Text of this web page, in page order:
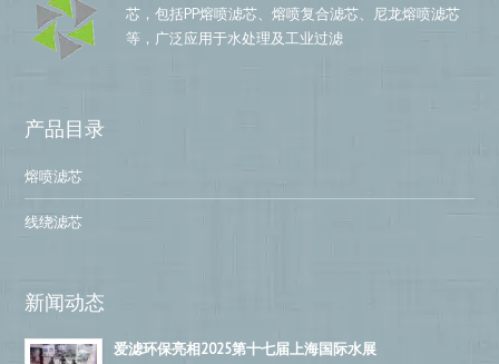
芯，包括PP熔喷滤芯、熔喷复合滤芯、尼龙熔喷滤芯
等，广泛应用于水处理及工业过滤
产品目录
熔喷滤芯
线绕滤芯
新闻动态
爱滤环保亮相2025第十七届上海国际水展